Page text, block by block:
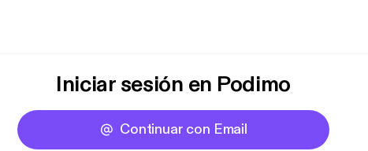
Iniciar sesión en Podimo
Continuar con Email